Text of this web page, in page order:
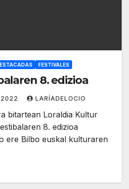
FESTIVALES
8. edizioa
2022 LARÍADELOCIO
bitartean Loraldia Kultur
8. edizioa
ere Bilbo euskal kulturaren